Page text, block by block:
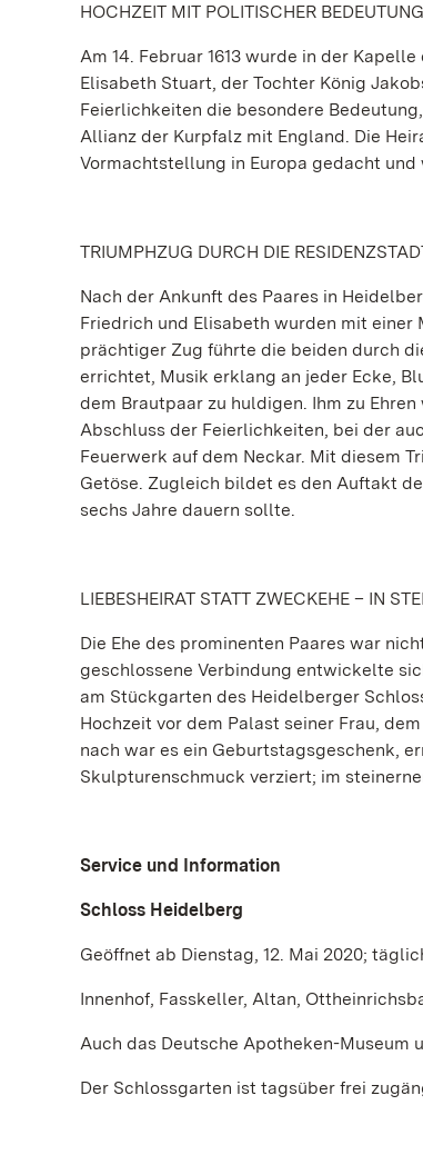
HOCHZEIT MIT POLITISCHER BEDEUTUNG
Am 14. Februar 1613 wurde in der
Elisabeth Stuart, der Tochter König
Feierlichkeiten die besondere
Allianz der Kurpfalz mit England. Die
Vormachtstellung in Europa gedacht
TRIUMPHZUG DURCH DIE
Nach der Ankunft des Paares in
Friedrich und Elisabeth wurden mit
prächtiger Zug führte die beiden durch
errichtet, Musik erklang an jeder Ecke,
dem Brautpaar zu huldigen. Ihm zu
Abschluss der Feierlichkeiten, bei der
Feuerwerk auf dem Neckar. Mit diesem
Getöse. Zugleich bildet es den Auftakt
sechs Jahre dauern sollte.
LIEBESHEIRAT STATT ZWECKEHE – IN
Die Ehe des prominenten Paares war
geschlossene Verbindung entwickelte
am Stückgarten des Heidelberger
Hochzeit vor dem Palast seiner Frau,
nach war es ein Geburtstagsgeschenk,
Skulpturenschmuck verziert; im
Service und Information
Schloss Heidelberg
Geöffnet ab Dienstag, 12. Mai 2020;
Innenhof, Fasskeller, Altan,
Auch das Deutsche Apotheken-Museum
Der Schlossgarten ist tagsüber frei